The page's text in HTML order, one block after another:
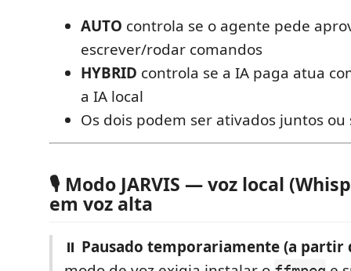
AUTO controla se o agente pede
escrever/rodar comandos
HYBRID controla se a IA paga atua
a IA local
Os dois podem ser ativados juntos ou
🎙 Modo JARVIS — voz local
em voz alta
⏸ Pausado temporariamente (a partir